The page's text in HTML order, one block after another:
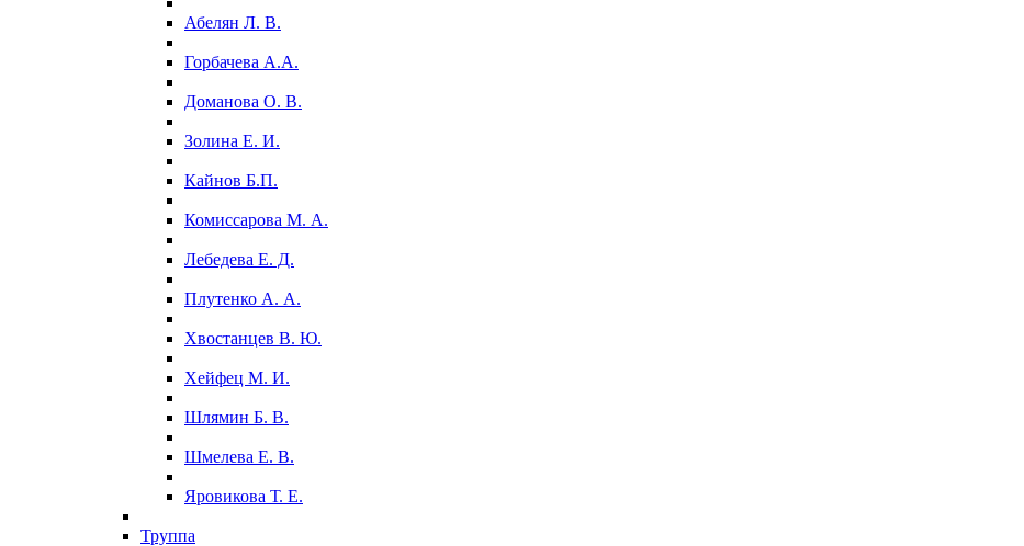
Абелян Л. В.
Горбачева А.А.
Доманова О. В.
Золина Е. И.
Кайнов Б.П.
Комиссарова М. А.
Лебедева Е. Д.
Плутенко А. А.
Хвостанцев В. Ю.
Хейфец М. И.
Шлямин Б. В.
Шмелева Е. В.
Яровикова Т. Е.
Труппа